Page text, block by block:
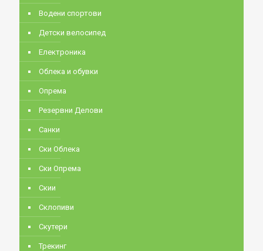
Водени спортови
Детски велосипед
Електроника
Облека и обувки
Опрема
Резервни Делови
Санки
Ски Облека
Ски Опрема
Скии
Склопиви
Скутери
Трекинг